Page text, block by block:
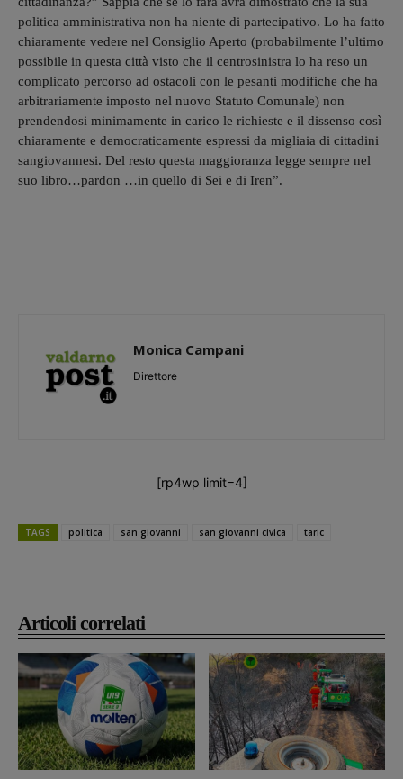
Articoli correlati
politica amministrativa non ha niente di partecipativo. Lo ha fatto
chiaramente vedere nel Consiglio Aperto (probabilmente l’ultimo
possibile in questa città visto che il centrosinistra lo ha reso un
complicato percorso ad ostacoli con le pesanti modifiche che ha
arbitrariamente imposto nel nuovo Statuto Comunale) non
prendendosi minimamente in carico le richieste e il dissenso così
chiaramente e democraticamente espressi da migliaia di cittadini
sangiovannesi. Del resto questa maggioranza legge sempre nel
suo libro…pardon …in quello di Sei e di Iren”.
Monica Campani
Direttore
[rp4wp limit=4]
TAGS politica san giovanni san giovanni civica taric